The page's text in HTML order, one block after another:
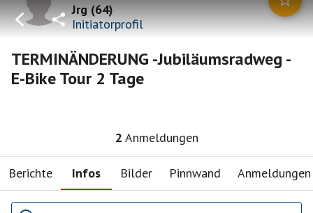
Jrg(64)
Initiatorprofil
TERMINÄNDERUNG -Jubiläumsradweg -
E-Bike Tour 2 Tage
2 Anmeldungen
Berichte Infos Bilder Pinnwand Anmeldungen